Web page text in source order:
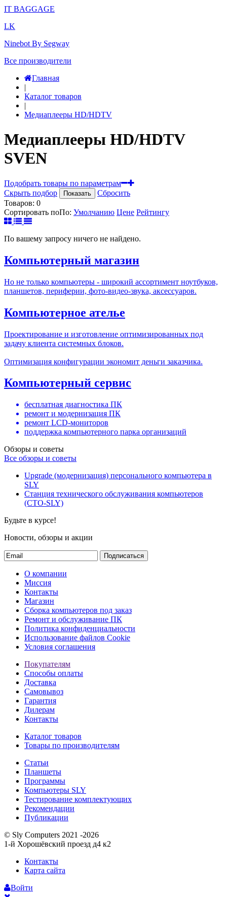
IT BAGGAGE
LK
Ninebot By Segway
Все производители
Главная
|
Каталог товаров
|
Медиаплееры HD/HDTV
Медиаплееры HD/HDTV
SVEN
Подобрать товары по параметрам
Скрыть подбор
Показать
Сбросить
Товаров: 0
Сортировать поПо: Умолчанию Цене Рейтингу
По вашему запросу ничего не найдено.
Компьютерный магазин
Но не только компьютеры - широкий ассортимент ноутбуков,
планшетов, периферии, фото-видео-звука, аксессуаров.
Компьютерное ателье
Проектирование и изготовление оптимизированных под
задачу клиента системных блоков.
Оптимизация конфигурации экономит деньги заказчика.
Компьютерный сервис
бесплатная диагностика ПК
ремонт и модернизация ПК
ремонт LCD-мониторов
поддержка компьютерного парка организаций
Обзоры и советы
Все обзоры и советы
Upgrade (модернизация) персонального компьютера в
SLY
Станция технического обслуживания компьютеров
(СТО-SLY)
Будьте в курсе!
Новости, обзоры и акции
Подписаться
О компании
Миссия
Контакты
Магазин
Сборка компьютеров под заказ
Ремонт и обслуживание ПК
Политика конфиденциальности
Использование файлов Cookie
Условия соглашения
Покупателям
Способы оплаты
Доставка
Самовывоз
Гарантия
Дилерам
Контакты
Каталог товаров
Товары по производителям
Статьи
Планшеты
Программы
Компьютеры SLY
Тестирование комплектующих
Рекомендации
Публикации
© Sly Computers 2021 -2026
1-й Хорошёвский проезд д4 к2
Контакты
Карта сайта
Войти